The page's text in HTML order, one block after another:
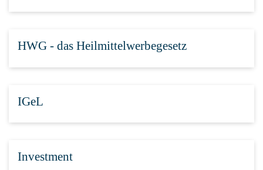
HWG - das Heilmittelwerbegesetz
IGeL
Investment